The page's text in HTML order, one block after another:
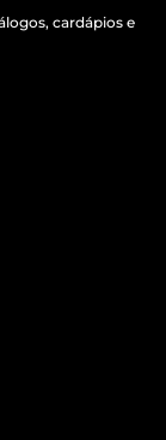
cardápios e